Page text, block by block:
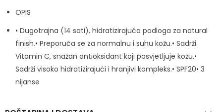
OPIS
• Dugotrajna (14 sati), hidratizirajuća podloga za natural
finish.• Preporuča se za normalnu i suhu kožu.• Sadrži
Vitamin C, snažan antioksidant koji posvjetljuje kožu.•
Sadrži visoko hidratizirajući i hranjivi kompleks.• SPF20• 3
nijanse